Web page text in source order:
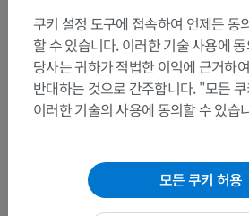
수정이나, 번역 또는 콘텐츠 개선에 제
연락 주세요.
문제 보고
앱 다운로드
쿠키 설정 도구에 접속하여 언제든 동
할 수 있습니다. 이러한 기술 사용에
당사는 귀하가 적법한 이익에 근거하
반대하는 것으로 간주합니다. "모든
이러한 기술의 사용에 동의할 수 있습
모든 쿠키 허용